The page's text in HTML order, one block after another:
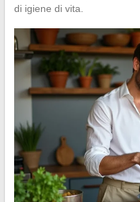
di igiene di vita.